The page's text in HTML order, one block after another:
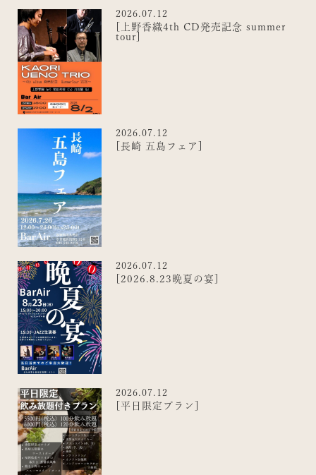
2026.07.12
[上野香織4th CD発売記念 summer
tour]
2026.07.12
[長崎 五島フェア]
2026.07.12
[2026.8.23晩夏の宴]
2026.07.12
[平日限定プラン]